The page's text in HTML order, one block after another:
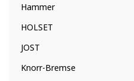
Hammer
HOLSET
JOST
Knorr-Bremse